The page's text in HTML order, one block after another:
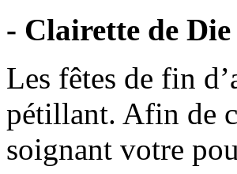
- Clairette de
Les fêtes de fin
pétillant. Afin de
soignant votre